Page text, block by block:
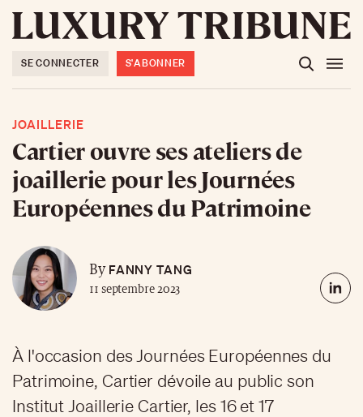
SE CONNECTER S'ABONNER
JOAILLERIE
Cartier ouvre ses ateliers de
joaillerie pour les Journées
Européennes du Patrimoine
ByFANNY TANG
11 septembre 2023
À l'occasion des Journées Européennes du
Patrimoine, Cartier dévoile au public son
Institut Joaillerie Cartier, les 16 et 17